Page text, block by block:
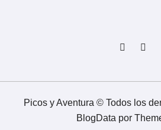
Picos y Aventura © Todos los
BlogData por